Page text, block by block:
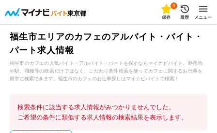
東京都
0
保存 履歴 メニュー
福生市エリアのカフェのアルバイト・バイト・
パート求人情報
福生市のカフェの人気バイト・アルバイト・パートを探すならマイナビバイト。勤務地
や駅、職種等の検索だけではなく、こだわり条件検索を使ってカフェに関するお仕事を
簡単に検索できます。福生市のカフェのお仕事探しはマイナビバイトで検索！
検索条件に該当する求人情報がみつかりませんでした。
ご希望の条件に類似する求人情報の検索結果を表示します。